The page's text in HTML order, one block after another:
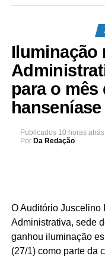
Iluminação
para o mês
hanseníase
Publicados 10 horas atrás
Por Da Redação
O Auditório Juscelino
Administrativa, sede
ganhou iluminação
(27/1) como parte da